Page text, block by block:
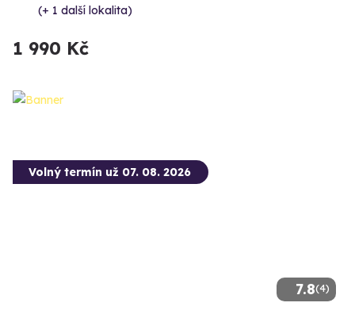
(+ 1 další lokalita)
1 990 Kč
7.8(4)
Volný termín už 07. 08. 2026